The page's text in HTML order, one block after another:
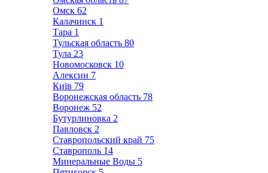
Омск 62
Калачинск 1
Тара 1
Тульская область 80
Тула 23
Новомосковск 10
Алексин 7
Київ 79
Воронежская область 78
Воронеж 52
Бутурлиновка 2
Павловск 2
Ставропольский край 75
Ставрополь 14
Минеральные Воды 5